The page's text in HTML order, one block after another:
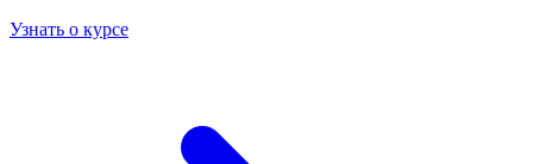
Узнать о курсе